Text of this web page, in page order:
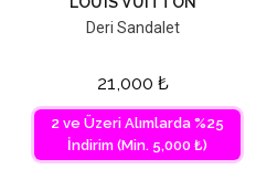
Deri Sandalet
21,000 ₺
2 ve Üzeri Alımlarda %25
İndirim (Min. 5,000 ₺)